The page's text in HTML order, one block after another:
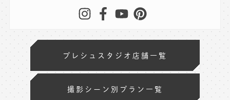
プレシュスタジオ店舗一覧
撮影シーン別プラン一覧